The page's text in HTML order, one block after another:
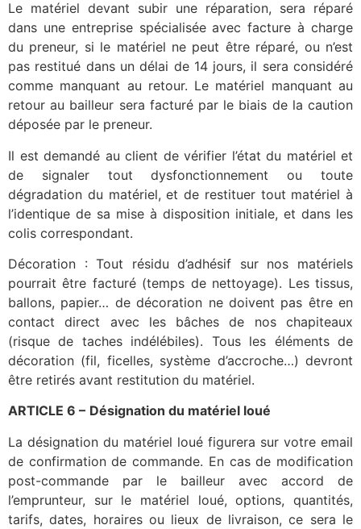
Le matériel devant subir une réparation, sera réparé
dans une entreprise spécialisée avec facture à charge
du preneur, si le matériel ne peut être réparé, ou n’est
pas restitué dans un délai de 14 jours, il sera considéré
comme manquant au retour. Le matériel manquant au
retour au bailleur sera facturé par le biais de la caution
déposée par le preneur.
Il est demandé au client de vérifier l’état du matériel et
de signaler tout dysfonctionnement ou toute
dégradation du matériel, et de restituer tout matériel à
l’identique de sa mise à disposition initiale, et dans les
colis correspondant.
Décoration : Tout résidu d’adhésif sur nos matériels
pourrait être facturé (temps de nettoyage). Les tissus,
ballons, papier… de décoration ne doivent pas être en
contact direct avec les bâches de nos chapiteaux
(risque de taches indélébiles). Tous les éléments de
décoration (fil, ficelles, système d’accroche…) devront
être retirés avant restitution du matériel.
ARTICLE 6 – Désignation du matériel loué
La désignation du matériel loué figurera sur votre email
de confirmation de commande. En cas de modification
post-commande par le bailleur avec accord de
l’emprunteur, sur le matériel loué, options, quantités,
tarifs, dates, horaires ou lieux de livraison, ce sera le